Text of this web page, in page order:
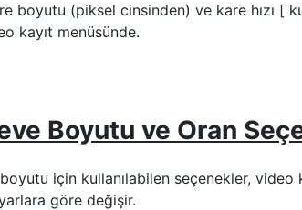
boyutu (piksel cinsinden) ve kare hızı [
kayıt menüsünde.
Boyutu ve Oran
için kullanılabilen seçenekler, video
göre değişir.